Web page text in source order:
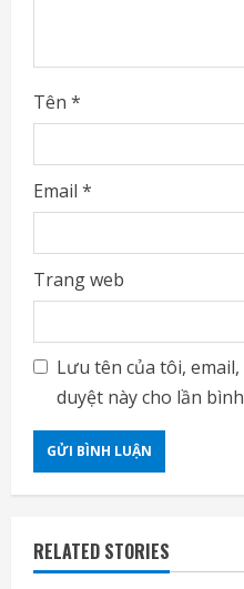
Tên *
Email *
Trang web
Lưu tên của tôi,
duyệt này cho lần
RELATED STORIES